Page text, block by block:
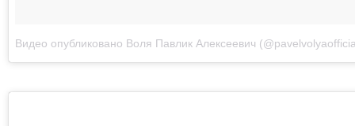
Видео опубликовано Воля Павлик Алексеевич